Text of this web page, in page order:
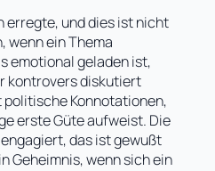
erregte, und dies ist nicht
wenn ein Thema
emotional geladen ist,
kontrovers diskutiert
Konnotationen,
erste Güte aufweist. Die
das ist gewußt
Geheimnis, wenn sich ein